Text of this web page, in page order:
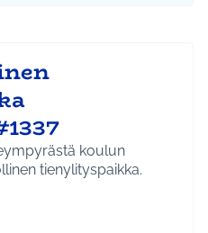
koulun
tienylityspaikka.